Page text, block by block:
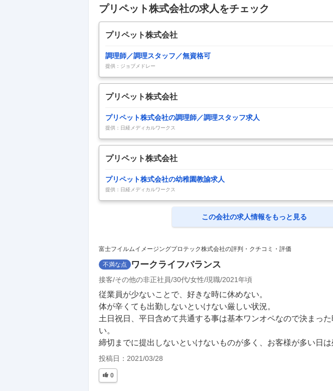
プリペット株式会社の求人をチェック
プリペット株式会社
調理師／調理スタッフ／無資格可
提供：ジョブメドレー
プリペット株式会社
プリペット株式会社の調理師／調理スタッフ求人
提供：日経メディカルワークス
プリペット株式会社
プリペット株式会社の幼稚園教諭求人
提供：日経メディカルワークス
この会社の求人情報をもっと見る
富士フイルムイメージングプロテック株式会社の評判・クチコミ・評価
不満な点 ワークライフバランス
接客 その他の非正社員 30代 女性 現職 2021年頃
従業員が少ないことで、好きな時に休めない。
体が辛くても出勤しないといけない厳しい状況。
土日祝日、平日含めて共通する事は基本ワンオペなので決まっ
い。
締切までに提出しないといけないものが多く、お客様が多い日は
投稿日： 2021/03/28
0